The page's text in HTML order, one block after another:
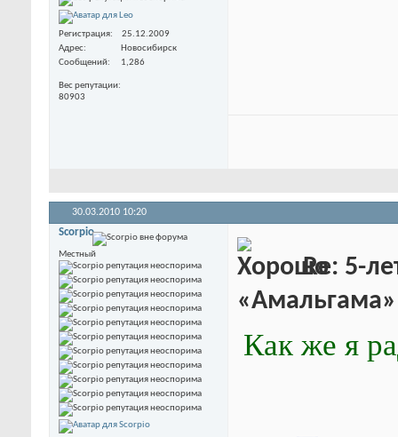
Регистрация
25.12.2009
Адрес
Новосибирск
Сообщений
1,286
Вес репутации
80903
30.03.2010 10:20
Scorpio
Местный
Re: 5-
«Амальгама»
Как же я